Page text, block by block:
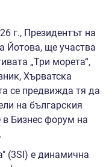
Президентът на
Йотова, ще участва
„Три морета“,
Хърватска
се предвижда тя да
на българския
в Бизнес форум на
е динамична